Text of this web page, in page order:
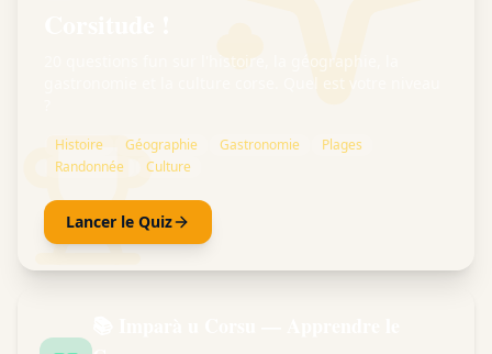
20 questions fun sur l'histoire, la géographie, la
gastronomie et la culture corse. Quel est votre niveau
Histoire Géographie Gastronomie
Plages
Randonnée
Culture
Lancer le Quiz